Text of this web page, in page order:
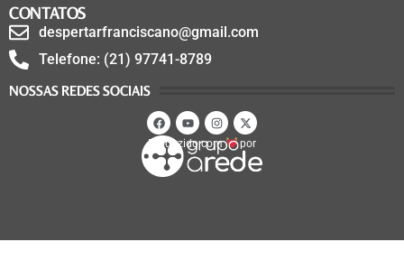
CONTATOS
despertarfranciscano@gmail.com
Telefone: (21) 97741-8789
NOSSAS REDES SOCIAIS
Produzido com por